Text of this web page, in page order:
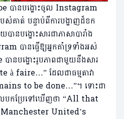
បានបង្ហោះចូល Instagram
បស់គាត់ បន្ទាប់ពីការបង្ហាញដ៏ខក
បង្ហោះសារជាភាសាបារាំង
បានធ្វើឱ្យអ្នកគាំទ្រទាំងអស់
ានបង្ហោះរូបភាពជាមួយនឹងសារ
à faire…” ដែលជាធម្មតាវា
to be done…”។ ទោះជា
បកប្រែទៅឃើញថា “All that
United’s